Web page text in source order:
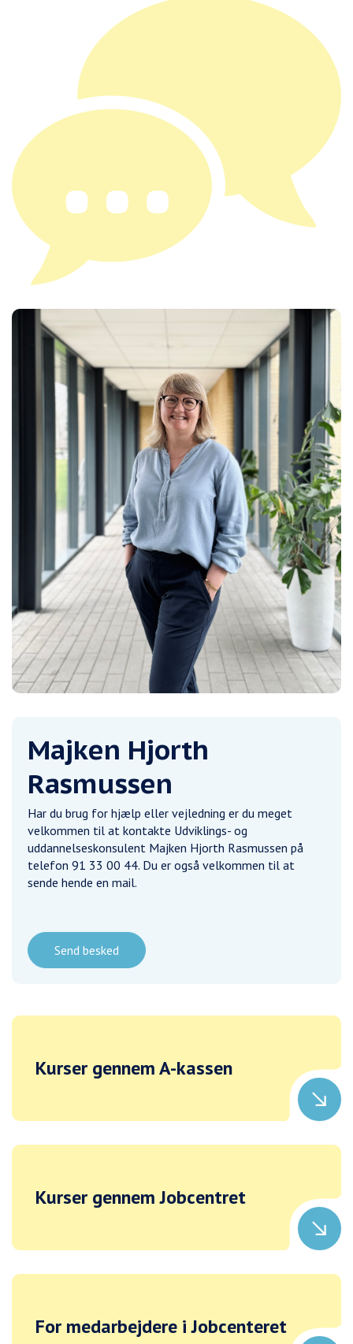
Majken Hjorth
Rasmussen
Har du brug for hjælp eller vejledning er du meget
velkommen til at kontakte Udviklings- og
uddannelseskonsulent Majken Hjorth Rasmussen på
telefon 91 33 00 44. Du er også velkommen til at
sende hende en mail.
Send besked
Kurser gennem A-kassen
Kurser gennem Jobcentret
For medarbejdere i Jobcenteret